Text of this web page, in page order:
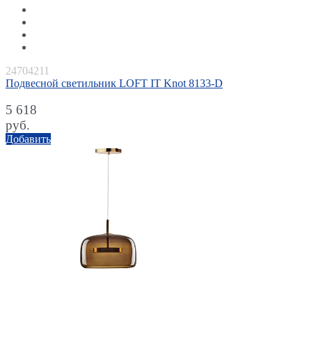
24704211
Подвесной светильник LOFT IT Knot 8133-D
5 618
руб.
Добавить